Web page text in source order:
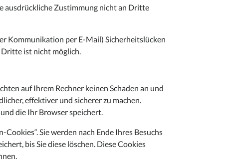
ausdrückliche Zustimmung nicht an Dritte
Kommunikation per E-Mail) Sicherheitslücken
Dritte ist nicht möglich.
auf Ihrem Rechner keinen Schaden an und
effektiver und sicherer zu machen.
die Ihr Browser speichert.
Sie werden nach Ende Ihres Besuchs
bis Sie diese löschen. Diese Cookies